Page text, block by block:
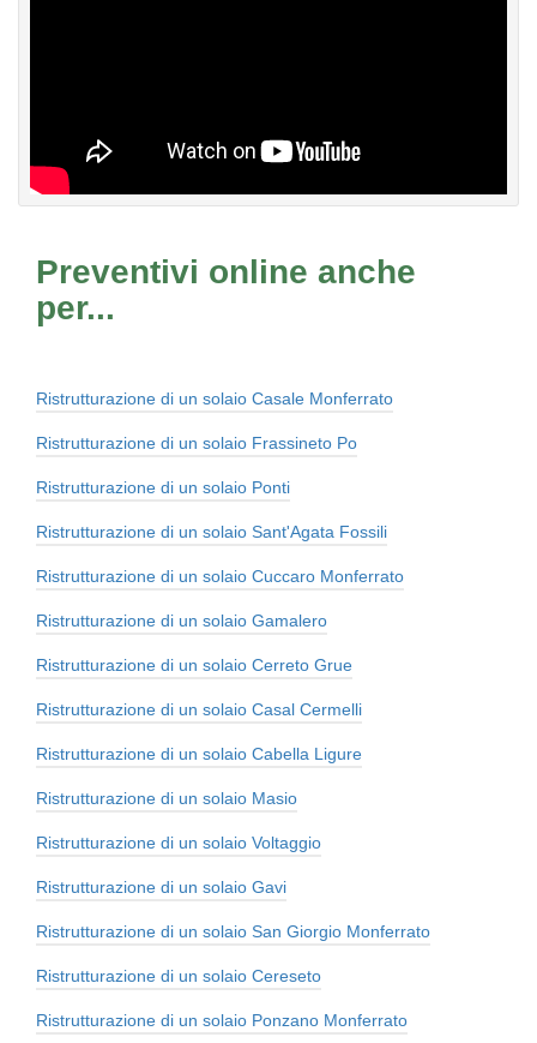
Preventivi online anche
per...
Ristrutturazione di un solaio Casale Monferrato
Ristrutturazione di un solaio Frassineto Po
Ristrutturazione di un solaio Ponti
Ristrutturazione di un solaio Sant'Agata Fossili
Ristrutturazione di un solaio Cuccaro Monferrato
Ristrutturazione di un solaio Gamalero
Ristrutturazione di un solaio Cerreto Grue
Ristrutturazione di un solaio Casal Cermelli
Ristrutturazione di un solaio Cabella Ligure
Ristrutturazione di un solaio Masio
Ristrutturazione di un solaio Voltaggio
Ristrutturazione di un solaio Gavi
Ristrutturazione di un solaio San Giorgio Monferrato
Ristrutturazione di un solaio Cereseto
Ristrutturazione di un solaio Ponzano Monferrato